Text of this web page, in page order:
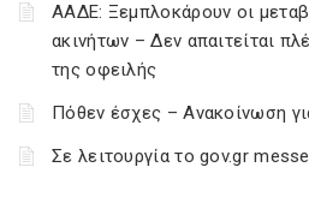
ΑΑΔΕ: Ξεμπλοκάρουν οι
ακινήτων – Δεν απαιτείται
της οφειλής
Πόθεν έσχες – Ανακοίνωση
Σε λειτουργία το gov.gr